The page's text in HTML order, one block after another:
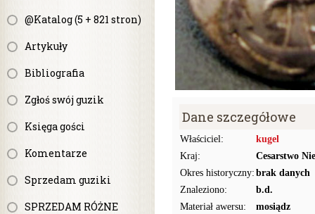
@Katalog (5 + 821 stron)
Artykuły
Bibliografia
Zgłoś swój guzik
Księga gości
Komentarze
Sprzedam guziki
SPRZEDAM RÓŻNE
Dane szczegółowe
Właściciel:
kugel
Kraj:
Cesarstwo
Okres historyczny: brak danych
Znaleziono:
b.d.
Materiał awersu:
mosiądz